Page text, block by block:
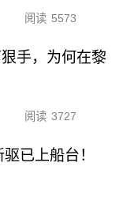
阅读 5573
手，为何在黎
阅读 3727
已上船台！